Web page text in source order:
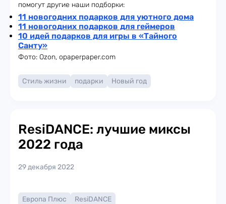
помогут другие наши подборки:
11 новогодних подарков для уютного дома
11 новогодних подарков для геймеров
10 идей подарков для игры в «Тайного
Санту»
Фото: Ozon, opaperpaper.com
Стиль жизни подарки Новый год
ResiDANCE: лучшие миксы
2022 года
29 декабря 2022
Европа Плюс
ResiDANCE